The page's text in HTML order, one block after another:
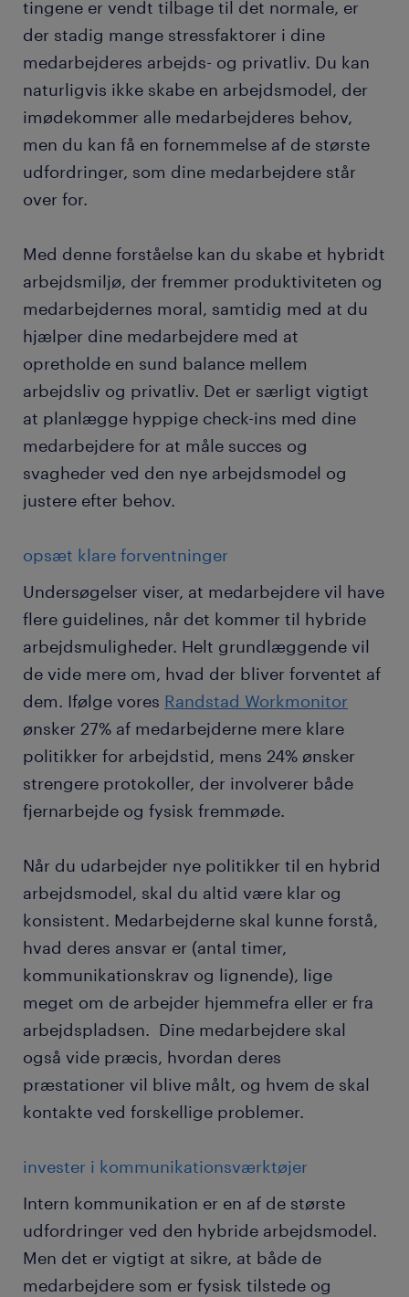
tingene er vendt tilbage til det normale, er
der stadig mange stressfaktorer i dine
medarbejderes arbejds- og privatliv. Du kan
naturligvis ikke skabe en arbejdsmodel, der
imødekommer alle medarbejderes behov,
men du kan få en fornemmelse af de største
udfordringer, som dine medarbejdere står
over for.
Med denne forståelse kan du skabe et hybridt
arbejdsmiljø, der fremmer produktiviteten og
medarbejdernes moral, samtidig med at du
hjælper dine medarbejdere med at
opretholde en sund balance mellem
arbejdsliv og privatliv. Det er særligt vigtigt
at planlægge hyppige check-ins med dine
medarbejdere for at måle succes og
svagheder ved den nye arbejdsmodel og
justere efter behov.
opsæt klare forventninger
Undersøgelser viser, at medarbejdere vil have
flere guidelines, når det kommer til hybride
arbejdsmuligheder. Helt grundlæggende vil
de vide mere om, hvad der bliver forventet af
dem. Ifølge vores Randstad Workmonitor
ønsker 27% af medarbejderne mere klare
politikker for arbejdstid, mens 24% ønsker
strengere protokoller, der involverer både
fjernarbejde og fysisk fremmøde.
Når du udarbejder nye politikker til en hybrid
arbejdsmodel, skal du altid være klar og
konsistent. Medarbejderne skal kunne forstå,
hvad deres ansvar er (antal timer,
kommunikationskrav og lignende), lige
meget om de arbejder hjemmefra eller er fra
arbejdspladsen. Dine medarbejdere skal
også vide præcis, hvordan deres
præstationer vil blive målt, og hvem de skal
kontakte ved forskellige problemer.
invester i kommunikationsværktøjer
Intern kommunikation er en af de største
udfordringer ved den hybride arbejdsmodel.
Men det er vigtigt at sikre, at både de
medarbejdere som er fysisk tilstede og